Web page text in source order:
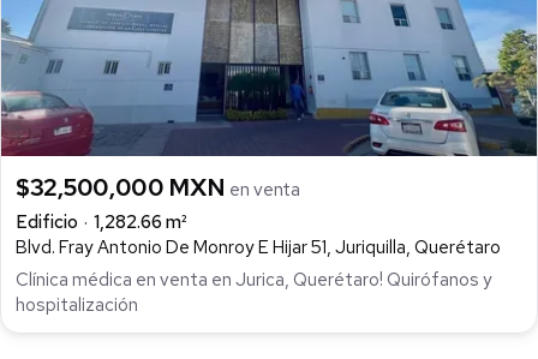
$32,500,000 MXN en venta
Edificio
1,282.66 m²
Blvd. Fray Antonio De Monroy E Hijar 51, Juriquilla, Querétaro
Clínica médica en venta en Jurica, Querétaro! Quirófanos y
hospitalización